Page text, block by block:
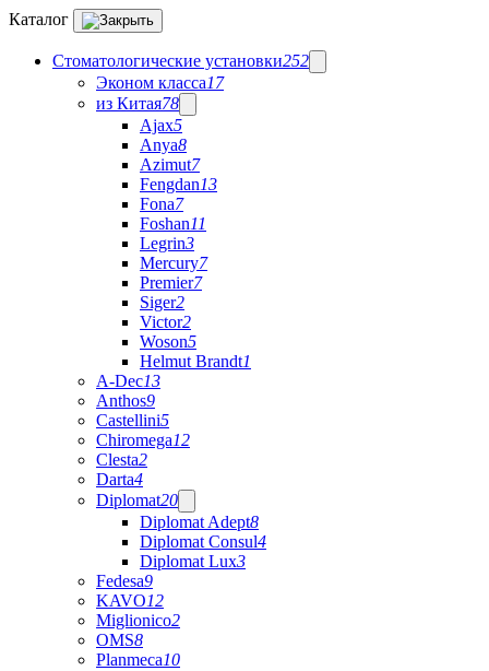
Каталог
Стоматологические установки252
Эконом класса17
из Китая78
Ajax5
Anya8
Azimut7
Fengdan13
Fona7
Foshan11
Legrin3
Mercury7
Premier7
Siger2
Victor2
Woson5
Helmut Brandt1
A-Dec13
Anthos9
Castellini5
Chiromega12
Clesta2
Darta4
Diplomat20
Diplomat Adept8
Diplomat Consul4
Diplomat Lux3
Fedesa9
KAVO12
Miglionico2
OMS8
Planmeca10